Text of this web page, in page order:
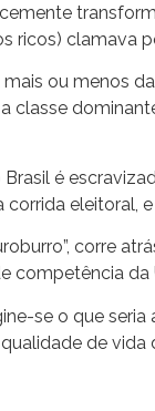
ricos) clamava
ou menos
classe
é
eleitoral,
corre
competência da
se o que
de vida